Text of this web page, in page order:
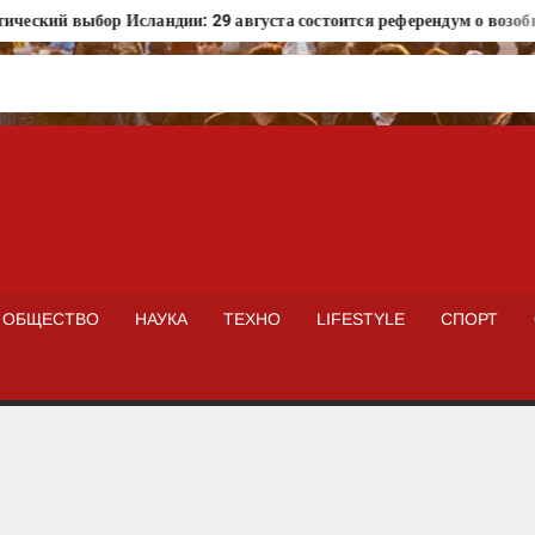
выбор Исландии: 29 августа состоится референдум о
ОБЩЕСТВО НАУКА ТЕХНО LIFESTYLE СПОРТ